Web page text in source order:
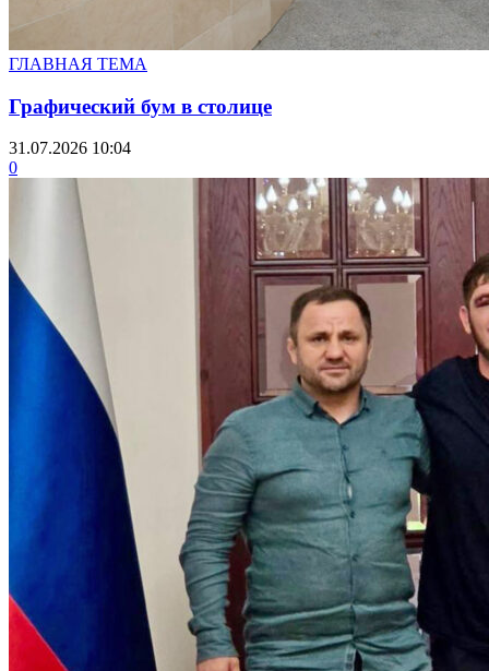
ГЛАВНАЯ ТЕМА
Графический бум в столице
31.07.2026 10:04
0